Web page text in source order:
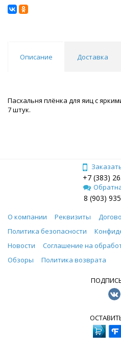
Описание Доставка
Пасхальня плёнка для яиц с
7 штук.
+7 (383)
8 (903)
О компании Реквизиты
Политика безопасности
Новости
Соглашение на
Обзоры
Политика возврата